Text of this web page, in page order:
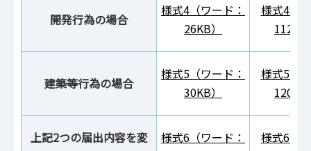
開発行為の場合
様式4（ワード：
26KB）
様式4（
112KB
建築等行為の場合
様式5（ワード：
30KB）
様式5（
120KB
上記2つの届出内容を変
様式6（ワード：
様式6（